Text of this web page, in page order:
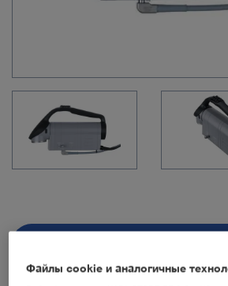
Файлы cookie и аналогичные